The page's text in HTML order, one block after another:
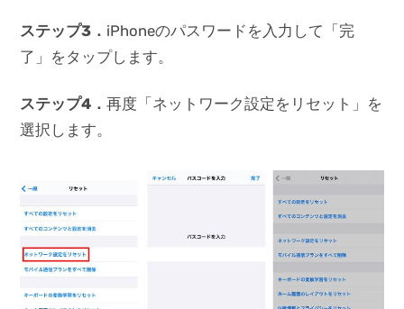
ステップ3 ． iPhoneのパスワードを入力して「完
了」をタップします。
ステップ4 ．再度「ネットワーク設定をリセット」を
選択します。